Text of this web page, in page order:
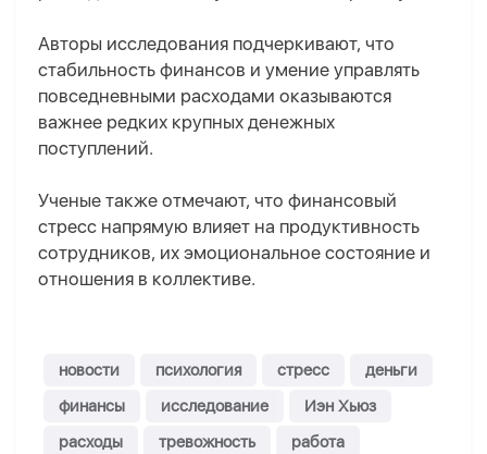
Авторы исследования подчеркивают, что
стабильность финансов и умение управлять
повседневными расходами оказываются
важнее редких крупных денежных
поступлений.
Ученые также отмечают, что финансовый
стресс напрямую влияет на продуктивность
сотрудников, их эмоциональное состояние и
отношения в коллективе.
новости психология стресс
деньги
финансы
исследование
Иэн Хьюз
расходы
тревожность
работа